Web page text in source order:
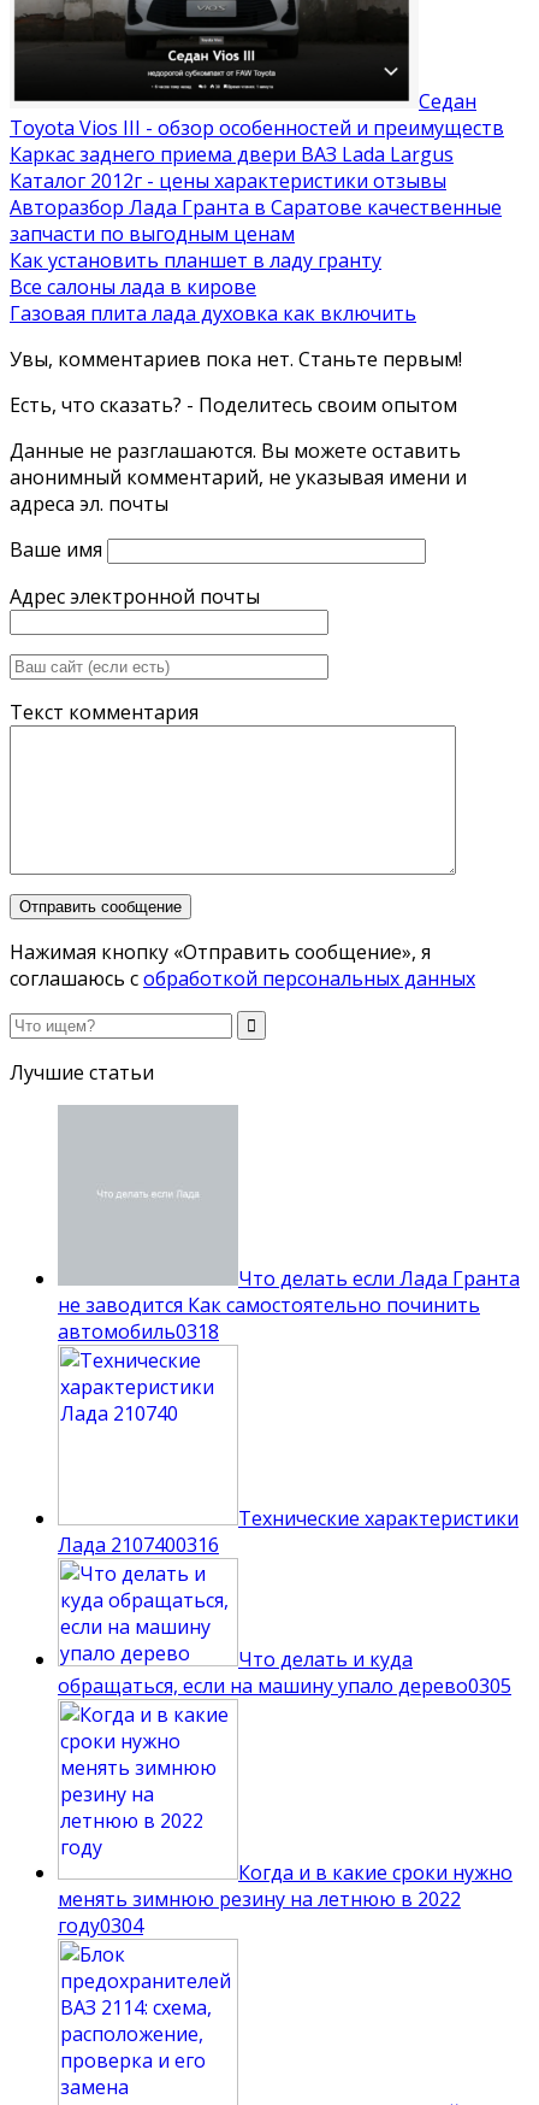
Седан
Toyota Vios III - обзор особенностей и преимуществ
Каркас заднего приема двери ВАЗ Lada Largus
Каталог 2012г - цены характеристики отзывы
Авторазбор Лада Гранта в Саратове качественные
запчасти по выгодным ценам
Как установить планшет в ладу гранту
Все салоны лада в кирове
Газовая плита лада духовка как включить
Увы, комментариев пока нет. Станьте первым!
Есть, что сказать? - Поделитесь своим опытом
Данные не разглашаются. Вы можете оставить
анонимный комментарий, не указывая имени и
адреса эл. почты
Ваше имя
Адрес электронной почты
Текст комментария
Нажимая кнопку «Отправить сообщение», я
соглашаюсь собработкой персональных данных
Лучшие статьи
Что делать если Лада Гранта
не заводится Как самостоятельно починить
автомобиль0318
Технические характеристики
Лада 2107400316
Что делать и куда
обращаться, если на машину упало дерево0305
Когда и в какие сроки нужно
менять зимнюю резину на летнюю в 2022
году0304